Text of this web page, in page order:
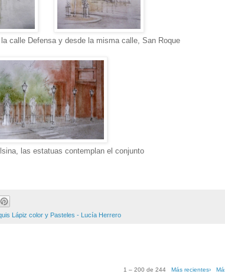
calle Defensa y desde la misma calle, San Roque
las estatuas contemplan el conjunto
Lápiz color y Pasteles - Lucía Herrero
1 – 200 de 244 Más recientes›